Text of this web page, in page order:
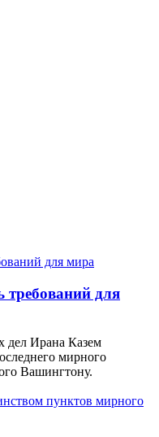
для
дел Ирана Казем
мирного
Вашингтону.